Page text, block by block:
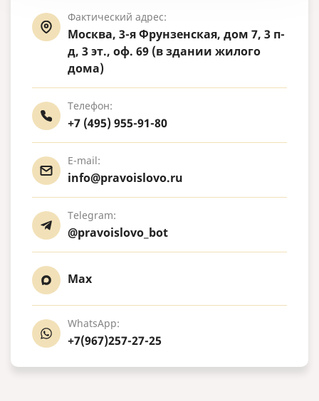
Фактический адрес:
Москва, 3-я Фрунзенская, дом 7, 3 п-
д, 3 эт., оф. 69 (в здании жилого
дома)
Телефон:
+7 (495) 955-91-80
E-mail:
info@pravoislovo.ru
Telegram:
@pravoislovo_bot
Max
WhatsApp:
+7(967)257-27-25